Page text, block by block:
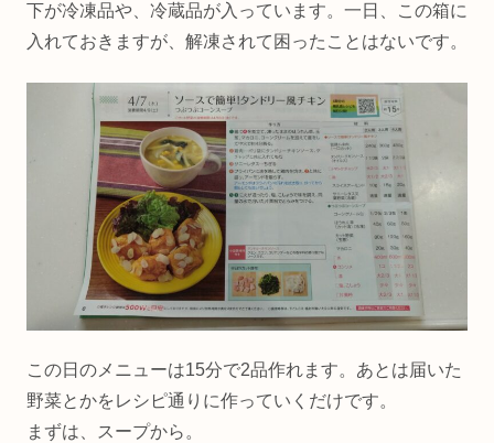
下が冷凍品や、冷蔵品が入っています。一日、この箱に
入れておきますが、解凍されて困ったことはないです。
この日のメニューは15分で2品作れます。あとは届いた
野菜とかをレシピ通りに作っていくだけです。
まずは、スープから。